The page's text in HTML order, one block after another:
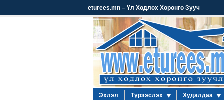
eturees.mn – Үл Хөдлөх Хөрөнгө Зууч
Эхлэл Түрээслэх Худалдаа